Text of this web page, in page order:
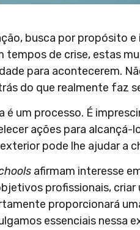
busca por propósito
tempos de crise, estas
para acontecerem.
do que realmente faz
é um processo. É
ações para alcançá-
pode lhe ajudar a
afirmam interesse
profissionais, criar
proporcionará
essenciais nessa